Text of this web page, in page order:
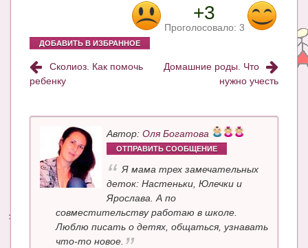
+3
Проголосовало: 3
ДОБАВИТЬ В ИЗБРАННОЕ
Сколиоз. Как помочь
ребенку
Домашние роды. Что
нужно учесть
Автор: Оля Богатова
ОТПРАВИТЬ СООБЩЕНИЕ
Я мама трех замечательных
деток: Настеньки, Юлечки и
Ярослава. А по
совместительству работаю в школе.
Люблю писать о детях, общаться, узнавать
что-то новое.